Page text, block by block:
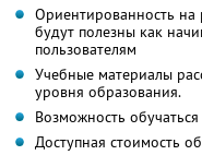
Ориентированность на
будут полезны как
пользователям
Учебные материалы
уровня образования.
Возможность
Доступная стоимость